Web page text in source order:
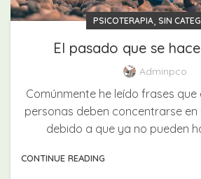
PSICOTERAPIA, SIN
El pasado que se
Adminpco
Comúnmente he leído frases que
personas deben concentrarse en
debido a que ya no pueden
CONTINUE READING